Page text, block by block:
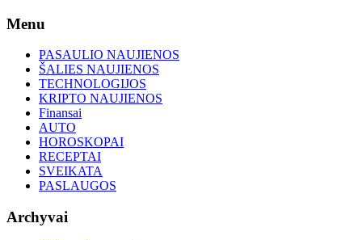
Skip
content
Menu
PASAULIO NAUJIENOS
ŠALIES NAUJIENOS
TECHNOLOGIJOS
KRIPTO NAUJIENOS
Finansai
AUTO
HOROSKOPAI
RECEPTAI
SVEIKATA
PASLAUGOS
Archyvai